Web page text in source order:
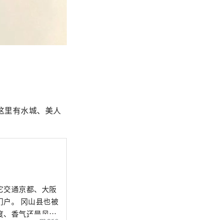
里有水城、美人
通京都、大阪
也被
香气还是风